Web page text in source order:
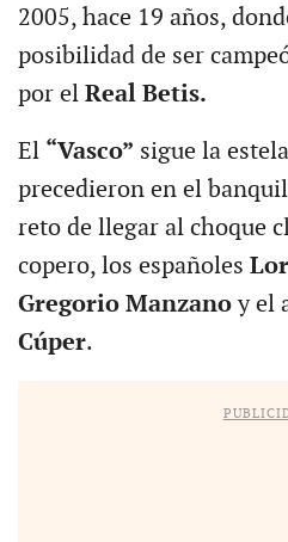
2005, hace 19 años,
posibilidad de ser
por el Real Betis.
El “Vasco” sigue la
precedieron en el
reto de llegar al choque
copero, los españoles
Gregorio Manzanoy el
Cúper.